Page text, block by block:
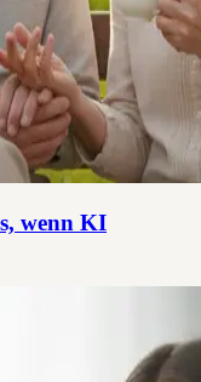
wenn KI